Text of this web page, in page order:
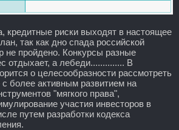
кредитные риски выходят в настоящее
так как дно спада российской
не пройдено. Конкурсы разные
отдыхает, а лебеди.............. В
о целесообразности рассмотреть
более активным развитием на
"мягкого права",
участия инвесторов в
путем разработки кодекса